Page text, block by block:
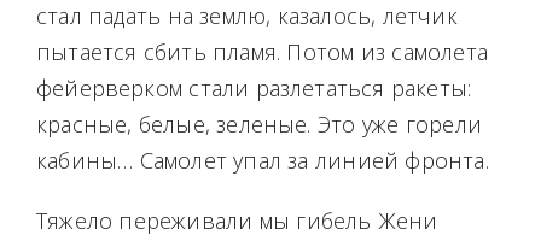
стал падать на землю, казалось, летчик
пытается сбить пламя. Потом из самолета
фейерверком стали разлетаться ракеты:
красные, белые, зеленые. Это уже горели
кабины… Самолет упал за линией фронта.
Тяжело переживали мы гибель Жени